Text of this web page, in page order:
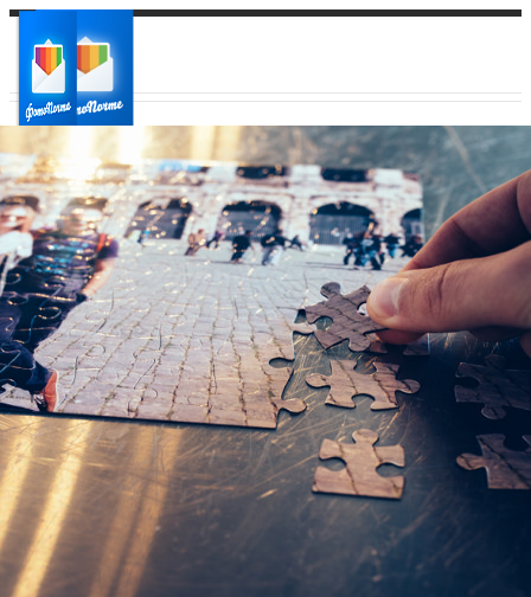
Ваш город:
Ваш регион доставки
Выберите из списка: